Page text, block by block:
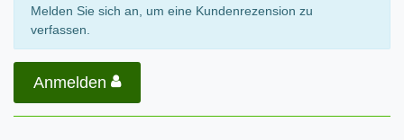
Melden Sie sich an, um eine Kundenrezension zu
verfassen.
Anmelden